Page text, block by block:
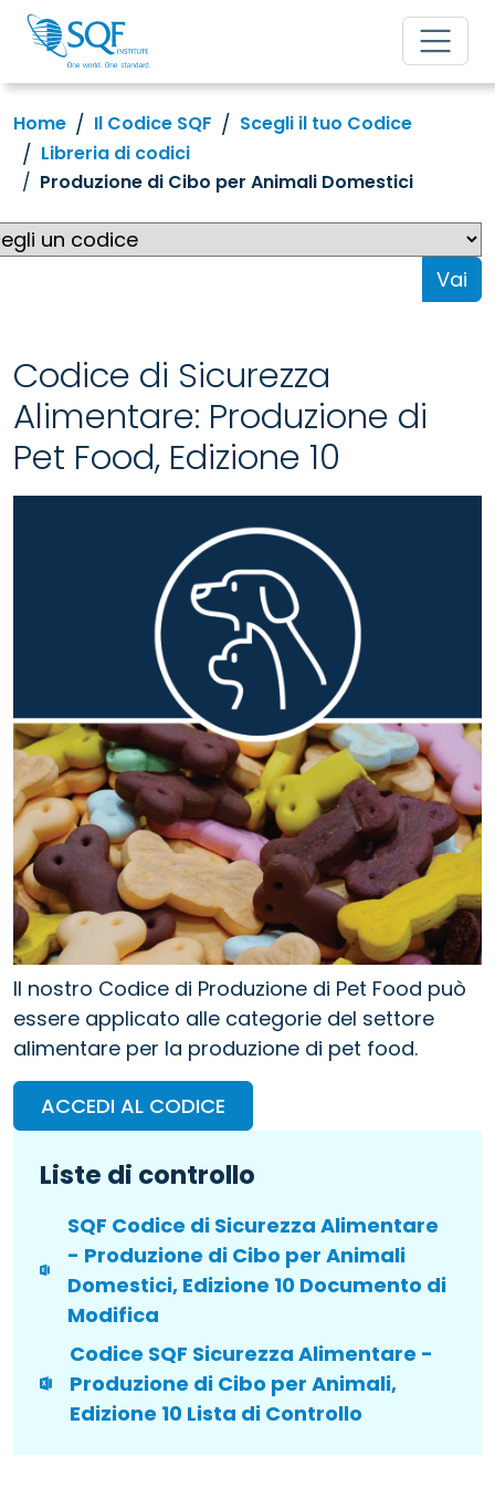
Home Il Codice SQF
Scegli il tuo Codice
Libreria di codici
Produzione di Cibo per Animali Domestici
Vai
Codice di Sicurezza
Alimentare: Produzione di
Pet Food, Edizione 10
Il nostro Codice di Produzione di Pet Food può
essere applicato alle categorie del settore
alimentare per la produzione di pet food.
ACCEDI AL CODICE
Liste di controllo
SQF Codice di Sicurezza Alimentare
- Produzione di Cibo per Animali
Domestici, Edizione 10 Documento di
Modifica
Codice SQF Sicurezza Alimentare -
Produzione di Cibo per Animali,
Edizione 10 Lista di Controllo